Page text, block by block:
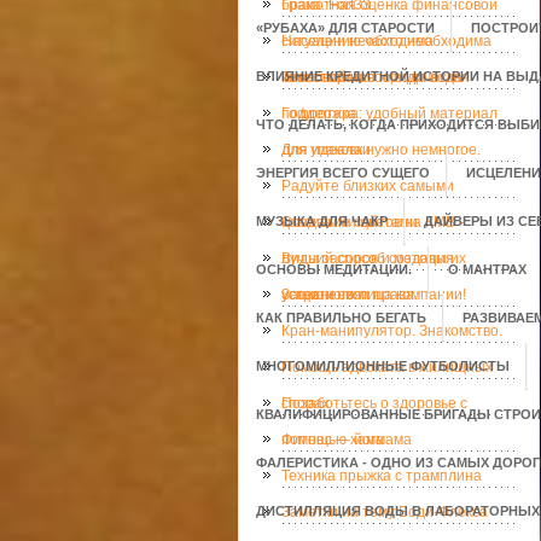
«РУБАХА» ДЛЯ СТАРОСТИ
ВЛИЯНИЕ КРЕДИТНОЙ ИСТОРИИ НА
ЧТО ДЕЛАТЬ, КОГДА ПРИХОДИТСЯ
ЭНЕРГИЯ ВСЕГО СУЩЕГО
МУЗЫКА ДЛЯ ЧАКР ДАЙВЕРЫ ИЗ
ОСНОВЫ МЕДИТАЦИИ. О МАНТРАХ
КАК ПРАВИЛЬНО БЕГАТЬ
МНОГОМИЛЛИОННЫЕ ФУТБОЛИСТЫ
КВАЛИФИЦИРОВАННЫЕ БРИГАДЫ
ФАЛЕРИСТИКА - ОДНО ИЗ САМЫХ
ДИСТИЛЛЯЦИЯ ВОДЫ В
брака. Fort33.
Грамотная оценка финансовой
ситуации необходима
инвесторам
Населению часто необходима
качественная юридическая
поддержка
Тепловой насос вода вода
Гофротара: удобный материал
для упаковки
Для идеала нужно немногое.
Радуйте близких самыми
красивыми цветами
Создание сайтов на КМВ -
лучший способ создания
успешного лица компании!
Виды засоров и методы их
устранения
Защити свои права.
Кран-манипулятор. Знакомство.
Помощь адвоката в жилищных
спорах
Позаботьтесь о здоровье с
помощью хаммама
Фитнес — йога
Техника прыжка с трамплина
Заметки на тему Боди-Флекса